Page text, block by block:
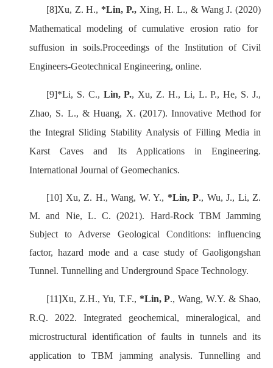
[8]Xu, Z. H., *Lin, P., Xing, H. L., & Wang J. (2020)
Mathematical modeling of cumulative erosion ratio for
suffusion in soils.Proceedings of the Institution of Civil
Engineers-Geotechnical Engineering, online.
[9]*Li, S. C., Lin, P., Xu, Z. H., Li, L. P., He, S. J.,
Zhao, S. L., & Huang, X. (2017).Innovative Method for
the Integral Sliding Stability Analysis of Filling Media in
Karst Caves and Its Applications in Engineering.
International Journal of Geomechanics.
[10] Xu, Z. H., Wang, W. Y., *Lin, P., Wu, J., Li, Z.
M. and Nie, L. C. (2021). Hard-Rock TBM Jamming
Subject to Adverse Geological Conditions: influencing
factor, hazard mode and a case study of Gaoligongshan
Tunnel. Tunnelling and Underground Space Technology.
[11]Xu, Z.H., Yu, T.F., *Lin, P., Wang, W.Y. & Shao,
R.Q. 2022. Integrated geochemical, mineralogical, and
microstructural identification of faults in tunnels and its
application to TBM jamming analysis. Tunnelling and